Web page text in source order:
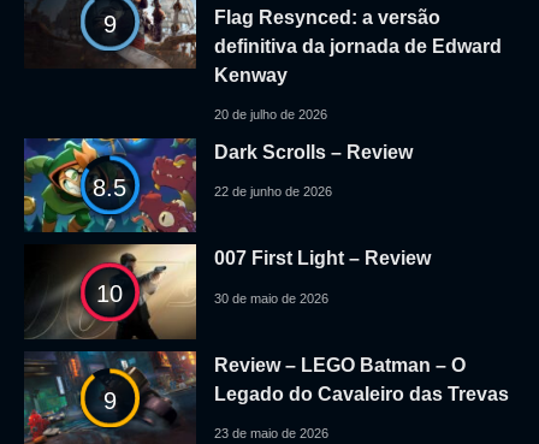
9
Flag Resynced: a versão
definitiva da jornada de Edward
Kenway
20 de julho de 2026
8.5
Dark Scrolls – Review
22 de junho de 2026
10
007 First Light – Review
30 de maio de 2026
9
Review – LEGO Batman – O
Legado do Cavaleiro das Trevas
23 de maio de 2026